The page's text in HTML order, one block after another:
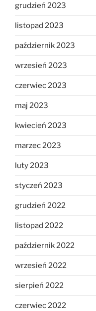
grudzień 2023
listopad 2023
październik 2023
wrzesień 2023
czerwiec 2023
maj 2023
kwiecień 2023
marzec 2023
luty 2023
styczeń 2023
grudzień 2022
listopad 2022
październik 2022
wrzesień 2022
sierpień 2022
czerwiec 2022